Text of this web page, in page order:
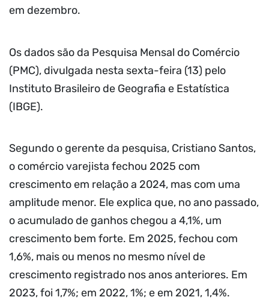
em dezembro.
Os dados são da Pesquisa Mensal do Comércio
(PMC), divulgada nesta sexta-feira (13) pelo
Instituto Brasileiro de Geografia e Estatística
(IBGE).
Segundo o gerente da pesquisa, Cristiano Santos,
o comércio varejista fechou 2025 com
crescimento em relação a 2024, mas com uma
amplitude menor. Ele explica que, no ano passado,
o acumulado de ganhos chegou a 4,1%, um
crescimento bem forte. Em 2025, fechou com
1,6%, mais ou menos no mesmo nível de
crescimento registrado nos anos anteriores. Em
2023, foi 1,7%; em 2022, 1%; e em 2021, 1,4%.